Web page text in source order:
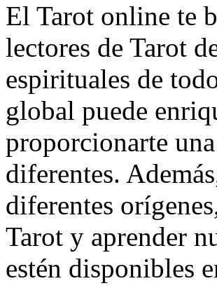
El Tarot online te
lectores de Tarot
espirituales de
global puede
proporcionarte
diferentes.
diferentes
Tarot y aprender
estén disponibles